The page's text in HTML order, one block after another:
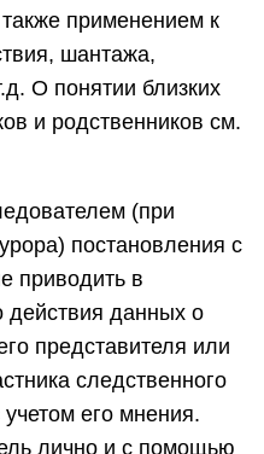
применением к
шантажа,
О понятии близких
и родственников см.
(при
постановления с
приводить в
действия данных о
представителя или
следственного
его мнения.
лично и с помощью